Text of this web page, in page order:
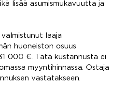
lisää asumismukavuutta ja
valmistunut laaja
huoneiston osuus
000 €. Tätä kustannusta ei
myyntihinnassa. Ostaja
vastatakseen.